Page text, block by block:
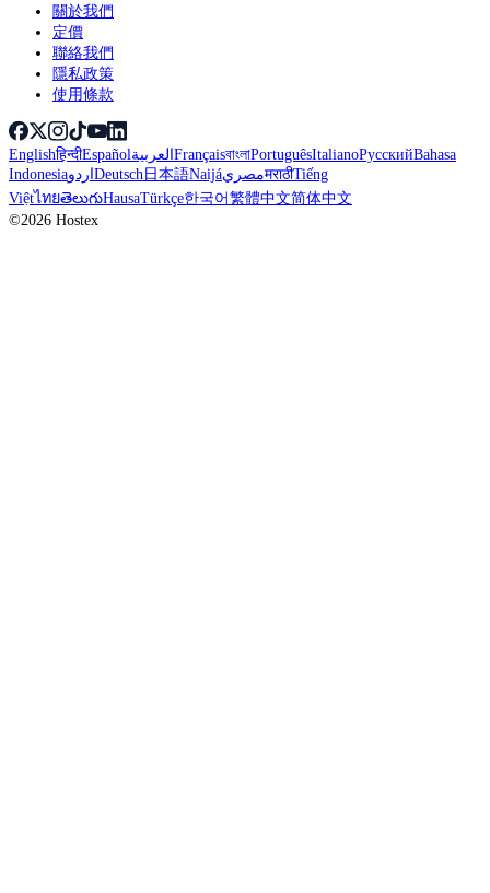
關於我們
定價
聯絡我們
隱私政策
使用條款
Englishहिन्दीEspañolالعربيةFrançaisবাংলাPortuguêsItalianoРусскийBahasa
IndonesiaاردوDeutsch日本語NaijáمصريमराठीTiếng
ViệtไทยతెలుగుHausaTürkçe한국어繁體中文简体中文
©2026 Hostex